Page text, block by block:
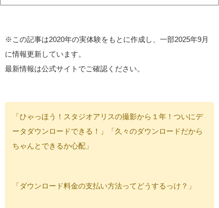
※この記事は2020年の実体験をもとに作成し、一部2025年9月
に情報更新しています。
最新情報は公式サイトでご確認ください。
「ひゃっほう！スタジオアリスの撮影から１年！ついにデ
ータダウンロードできる！」「久々のダウンロードだから
ちゃんとできるか心配」
「ダウンロード料金の支払い方法ってどうするっけ？」